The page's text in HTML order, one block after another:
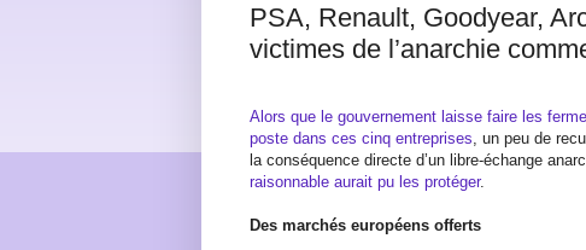
PSA, Renault, Goodyear,
victimes de l’anarchie
Alors que le gouvernement laisse faire les
poste dans ces cinq entreprises , un peu de
la conséquence directe d’un libre-échange
raisonnable aurait pu les protéger.
Des marchés européens offerts